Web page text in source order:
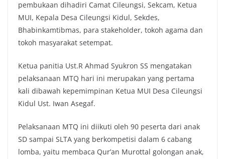
pembukaan dihadiri Camat Cileungsi, Sekcam, Ketua
MUI, Kepala Desa Cileungsi Kidul, Sekdes,
Bhabinkamtibmas, para stakeholder, tokoh agama dan
tokoh masyarakat setempat.
Ketua panitia Ust.R Ahmad Syukron SS mengatakan
pelaksanaan MTQ hari ini merupakan yang pertama
kali dibawah kepemimpinan Ketua MUI Desa Cileungsi
Kidul Ust. Iwan Asegaf.
Pelaksanaan MTQ ini diikuti oleh 90 peserta dari anak
SD sampai SLTA yang berkompetisi dalam 6 cabang
lomba, yaitu membaca Qur’an Murottal golongan anak,